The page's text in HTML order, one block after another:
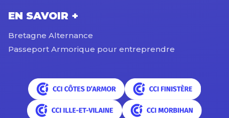
EN SAVOIR +
Bretagne Alternance
Passeport Armorique pour entreprendre